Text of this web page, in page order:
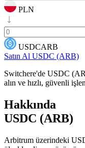
PLN
USDCARB
Satın Al USDC (ARB)
Switchere'de USDC
alın ve hızlı, güvenli
Hakkında
USDC (ARB)
Arbitrum üzerindeki